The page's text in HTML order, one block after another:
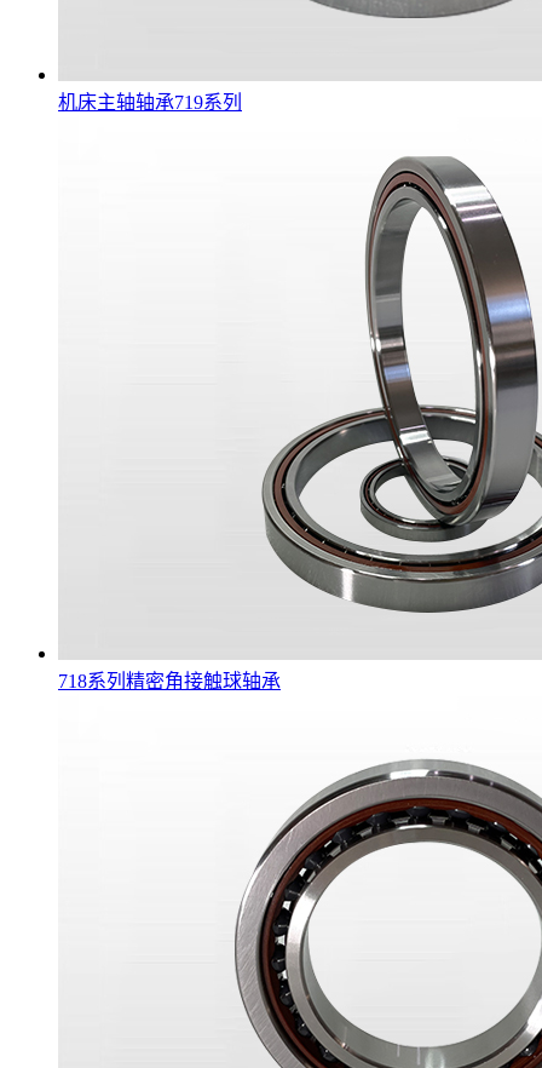
机床主轴轴承719系列
718系列精密角接触球轴承